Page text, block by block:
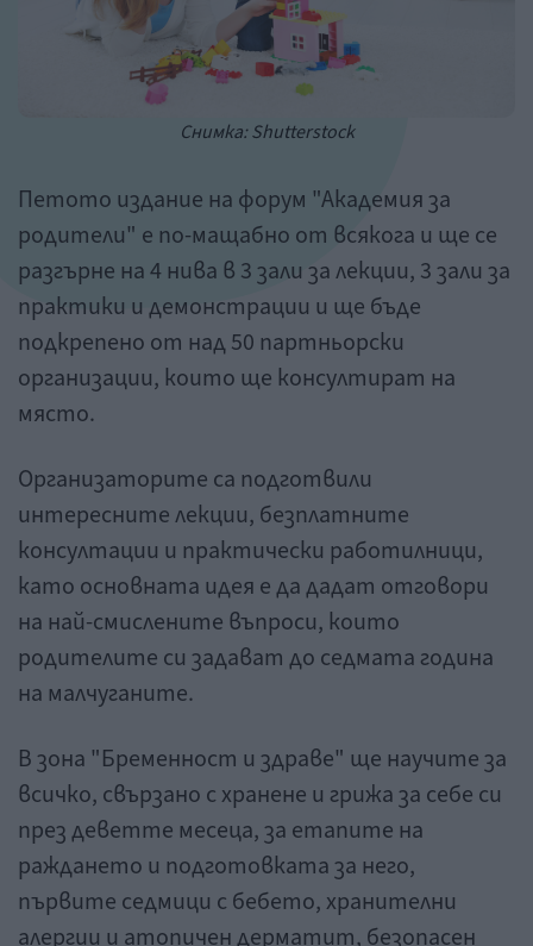
Снимка: Shutterstock
Петото издание на форум "Академия за
родители" е по-мащабно от всякога и ще се
разгърне на 4 нива в 3 зали за лекции, 3 зали за
практики и демонстрации и ще бъде
подкрепено от над 50 партньорски
организации, които ще консултират на
място.
Организаторите са подготвили
интересните лекции, безплатните
консултации и практически работилници,
като основната идея е да дадат отговори
на най-смислените въпроси, които
родителите си задават до седмата година
на малчуганите.
В зона "Бременност и здраве" ще научите за
всичко, свързано с хранене и грижа за себе си
през деветте месеца, за етапите на
раждането и подготовката за него,
първите седмици с бебето, хранителни
алергии и атопичен дерматит, безопасен